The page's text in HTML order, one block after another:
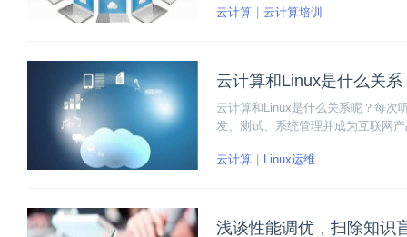
云计算
云计算培训
云计算和Linux是什么关系
云计算和Linux是什么关系呢？每次
发、测试、系统管理并成为互联网
云计算
Linux运维
浅谈性能调优，扫除知识